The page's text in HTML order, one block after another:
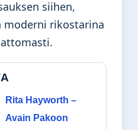
siihen,
moderni rikostarina
Rita Hayworth –
Avain Pakoon